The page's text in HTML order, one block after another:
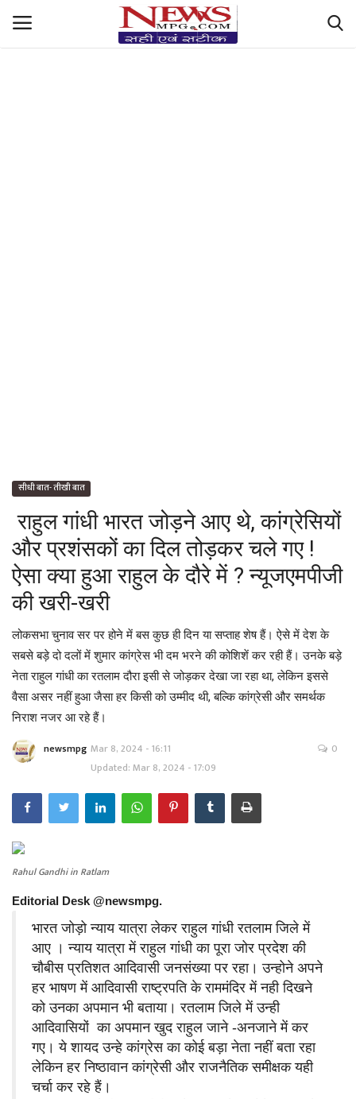
https://hindi-fonts.com/fonts/mangal-boldhttps://hindi-
fonts.com/fonts/mangal-bold
सीधी बात- तीखी बात
राहुल गांधी भारत जोड़ने आए थे, कांग्रेसियों
और प्रशंसकों का दिल तोड़कर चले गए !
ऐसा क्या हुआ राहुल के दौरे में ? न्यूजएमपीजी
की खरी-खरी
लोकसभा चुनाव सर पर होने में बस कुछ ही दिन या सप्ताह शेष हैं। ऐसे में देश के
सबसे बड़े दो दलों में शुमार कांग्रेस भी दम भरने की कोशिशें कर रही हैं। उनके बड़े
नेता राहुल गांधी का रतलाम दौरा इसी से जोड़कर देखा जा रहा था, लेकिन इससे
वैसा असर नहीं हुआ जैसा हर किसी को उम्मीद थी, बल्कि कांग्रेसी और समर्थक
निराश नजर आ रहे हैं।
newsmpg Mar 8, 2024 - 16:11
Updated: Mar 8, 2024 - 17:09
0
Rahul Gandhi in Ratlam
Editorial Desk @newsmpg.
भारत जोड़ो न्याय यात्रा लेकर राहुल गांधी रतलाम जिले में
आए । न्याय यात्रा में राहुल गांधी का पूरा जोर प्रदेश की
चौबीस प्रतिशत आदिवासी जनसंख्या पर रहा। उन्होने अपने
हर भाषण में आदिवासी राष्ट्रपति के राममंदिर में नही दिखने
को उनका अपमान भी बताया। रतलाम जिले में उन्ही
आदिवासियों का अपमान खुद राहुल जाने -अनजाने में कर
गए। ये शायद उन्हे कांग्रेस का कोई बड़ा नेता नहीं बता रहा
लेकिन हर निष्ठावान कांग्रेसी और राजनैतिक समीक्षक यही
चर्चा कर रहे हैं।